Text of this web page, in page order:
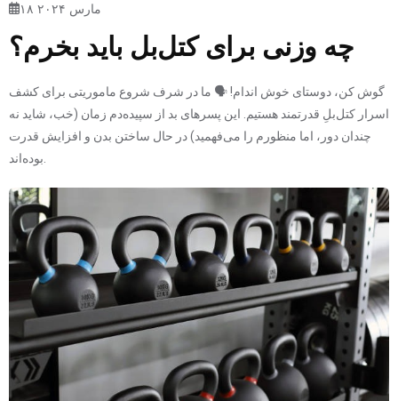
۱۸ مارس ۲۰۲۴
چه وزنی برای کتل‌بل باید بخرم؟
گوش کن، دوستای خوش اندام! 🗣️ ما در شرف شروع ماموریتی برای کشف
اسرار کتل‌بلِ قدرتمند هستیم. این پسرهای بد از سپیده‌دم زمان (خب، شاید نه
چندان دور، اما منظورم را می‌فهمید) در حال ساختن بدن و افزایش قدرت